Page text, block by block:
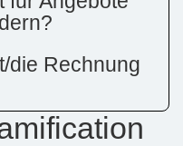
die Rechnung